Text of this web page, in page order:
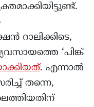
റാലിക്കിടെ,
‘പിങ്ക്
. എന്നാൽ
തന്നെ,